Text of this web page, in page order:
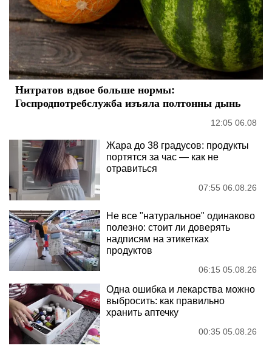
Нитратов вдвое больше нормы:
Госпродпотребслужба изъяла полтонны дынь
12:05 06.08
Жара до 38 градусов: продукты
портятся за час — как не
отравиться
07:55 06.08.26
Не все "натуральное" одинаково
полезно: стоит ли доверять
надписям на этикетках
продуктов
06:15 05.08.26
Одна ошибка и лекарства можно
выбросить: как правильно
хранить аптечку
00:35 05.08.26